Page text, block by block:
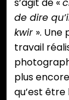
s’agit de «
de dire
kwir ».
travail
plus
qu’est